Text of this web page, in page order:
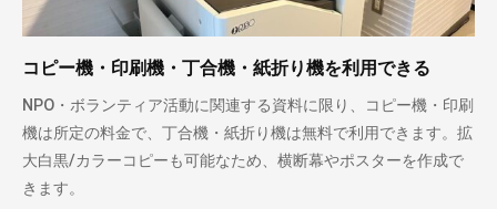
コピー機・印刷機・丁合機・紙折り機を利用できる
NPO・ボランティア活動に関連する資料に限り、コピー機・印刷
機は所定の料金で、丁合機・紙折り機は無料で利用できます。拡
大白黒/カラーコピーも可能なため、横断幕やポスターを作成で
きます。